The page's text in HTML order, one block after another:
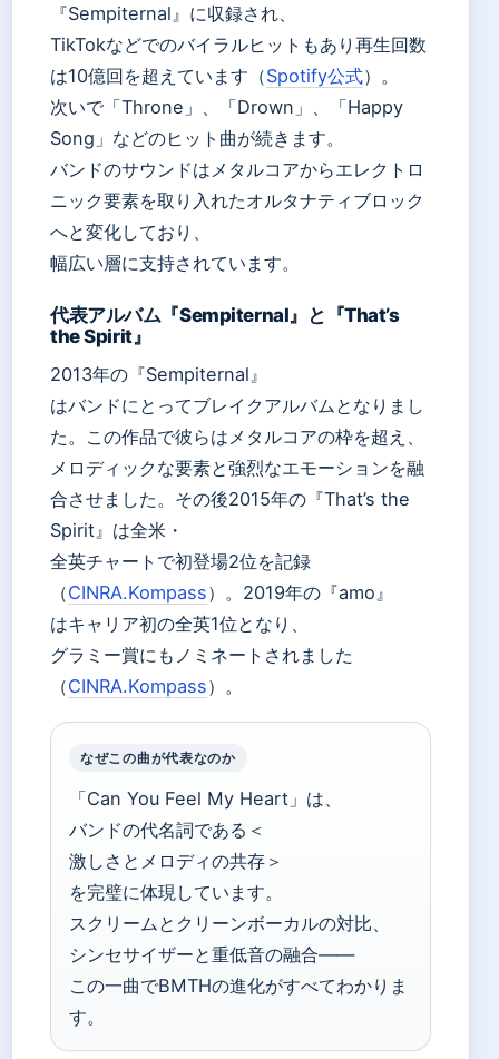
『Sempiternal』に収録され、
TikTokなどでのバイラルヒットもあり再生回数
は10億回を超えています（Spotify公式）。
次いで「Throne」、「Drown」、「Happy
Song」などのヒット曲が続きます。
バンドのサウンドはメタルコアからエレクトロ
ニック要素を取り入れたオルタナティブロック
へと変化しており、
幅広い層に支持されています。
代表アルバム『Sempiternal』と『That’s
the Spirit』
2013年の『Sempiternal』
はバンドにとってブレイクアルバムとなりまし
た。この作品で彼らはメタルコアの枠を超え、
メロディックな要素と強烈なエモーションを融
合させました。その後2015年の『That’s the
Spirit』は全米・
全英チャートで初登場2位を記録
（CINRA.Kompass）。2019年の『amo』
はキャリア初の全英1位となり、
グラミー賞にもノミネートされました
（CINRA.Kompass）。
なぜこの曲が代表なのか
「Can You Feel My Heart」は、
バンドの代名詞である＜
激しさとメロディの共存＞
を完璧に体現しています。
スクリームとクリーンボーカルの対比、
シンセサイザーと重低音の融合——
この一曲でBMTHの進化がすべてわかりま
す。